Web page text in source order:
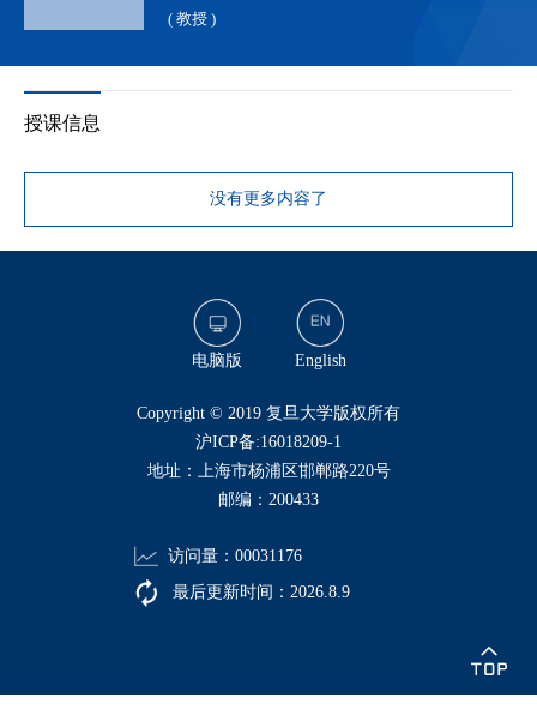
( 教授 )
授课信息
没有更多内容了
电脑版 English
​Copyright © 2019 复旦大学版权所有
沪ICP备:16018209-1
地址：上海市杨浦区邯郸路220号
邮编：200433
访问量： 00031176
最后更新时间： 2026 8 9